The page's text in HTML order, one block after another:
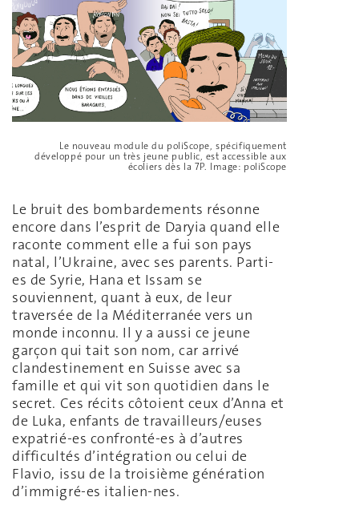
Le nouveau module du poliScope, spécifiquement
développé pour un très jeune public, est accessible aux
écoliers dès la 7P. Image: poliScope
Le bruit des bombardements résonne
encore dans l’esprit de Daryia quand elle
raconte comment elle a fui son pays
natal, l’Ukraine, avec ses parents. Parti-
es de Syrie, Hana et Issam se
souviennent, quant à eux, de leur
traversée de la Méditerranée vers un
monde inconnu. Il y a aussi ce jeune
garçon qui tait son nom, car arrivé
clandestinement en Suisse avec sa
famille et qui vit son quotidien dans le
secret. Ces récits côtoient ceux d’Anna et
de Luka, enfants de travailleurs/euses
expatrié-es confronté-es à d’autres
difficultés d’intégration ou celui de
Flavio, issu de la troisième génération
d’immigré-es italien-nes.